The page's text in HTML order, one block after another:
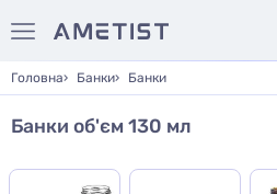
Головна Банки Банки
Банки об'єм 130 мл